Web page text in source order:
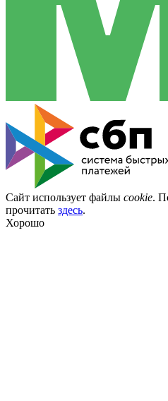
Сайт использует файлы cookie.
прочитать здесь.
Хорошо